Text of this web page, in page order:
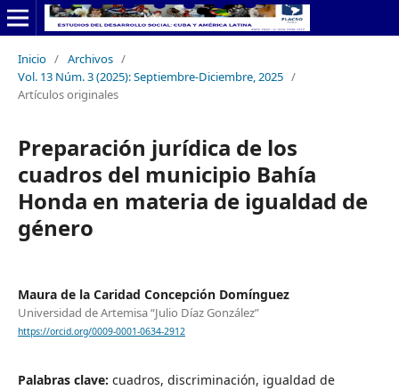
Inicio / Archivos /
Vol. 13 Núm. 3 (2025): Septiembre-Diciembre, 2025 /
Artículos originales
Preparación jurídica de los
cuadros del municipio Bahía
Honda en materia de igualdad de
género
Maura de la Caridad Concepción Domínguez
Universidad de Artemisa “Julio Díaz González”
https://orcid.org/0009-0001-0634-2912
Palabras clave: cuadros, discriminación, igualdad de